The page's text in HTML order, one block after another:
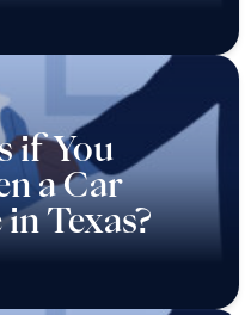
if You
a Car
Texas?